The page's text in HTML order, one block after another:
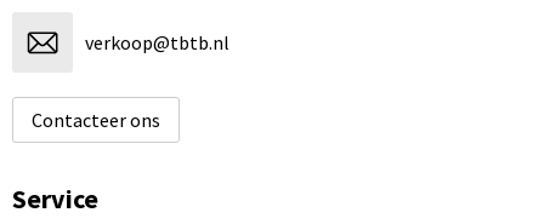
verkoop@tbtb.nl
Contacteer ons
Service